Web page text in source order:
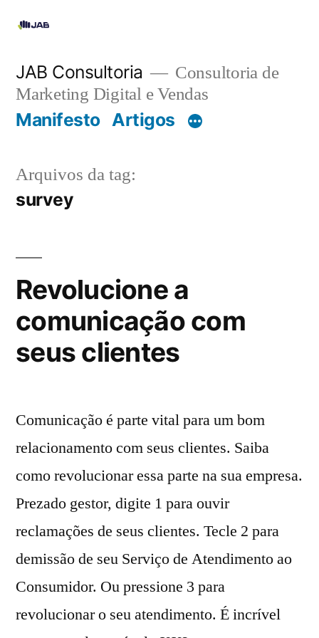
JAB Consultoria
Consultoria de
Marketing Digital e Vendas
Manifesto Artigos
Arquivos da tag:
survey
Revolucione a
comunicação com
seus clientes
Comunicação é parte vital para um bom
relacionamento com seus clientes. Saiba
como revolucionar essa parte na sua empresa.
Prezado gestor, digite 1 para ouvir
reclamações de seus clientes. Tecle 2 para
demissão de seu Serviço de Atendimento ao
Consumidor. Ou pressione 3 para
revolucionar o seu atendimento. É incrível